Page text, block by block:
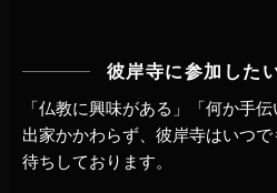
彼岸寺に参加した
「仏教に興味がある」「何か手
出家かかわらず、 彼岸寺はいつ
待ちしております。